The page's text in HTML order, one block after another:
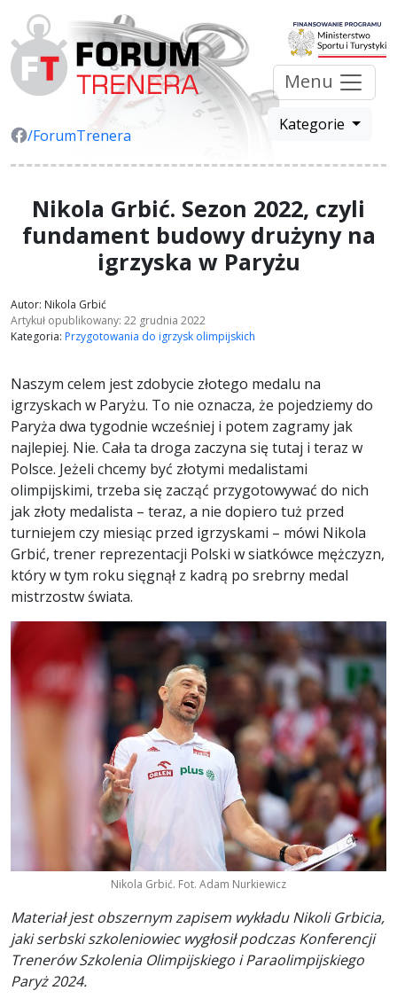
/ForumTrenera
Menu
Kategorie
Nikola Grbić. Sezon 2022, czyli
fundament budowy drużyny na
igrzyska w Paryżu
Autor: Nikola Grbić
Artykuł opublikowany: 22 grudnia 2022
Kategoria: Przygotowania do igrzysk olimpijskich
Naszym celem jest zdobycie złotego medalu na
igrzyskach w Paryżu. To nie oznacza, że pojedziemy do
Paryża dwa tygodnie wcześniej i potem zagramy jak
najlepiej. Nie. Cała ta droga zaczyna się tutaj i teraz w
Polsce. Jeżeli chcemy być złotymi medalistami
olimpijskimi, trzeba się zacząć przygotowywać do nich
jak złoty medalista – teraz, a nie dopiero tuż przed
turniejem czy miesiąc przed igrzyskami – mówi Nikola
Grbić, trener reprezentacji Polski w siatkówce mężczyzn,
który w tym roku sięgnął z kadrą po srebrny medal
mistrzostw świata.
Nikola Grbić. Fot. Adam Nurkiewicz
Materiał jest obszernym zapisem wykładu Nikoli Grbicia,
jaki serbski szkoleniowiec wygłosił podczas Konferencji
Trenerów Szkolenia Olimpijskiego i Paraolimpijskiego
Paryż 2024.